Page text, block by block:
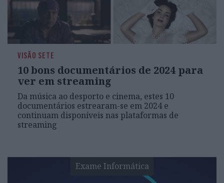
VISÃO SETE
10 bons documentários de 2024 para
ver em streaming
Da música ao desporto e cinema, estes 10
documentários estrearam-se em 2024 e
continuam disponíveis nas plataformas de
streaming
Exame Informática